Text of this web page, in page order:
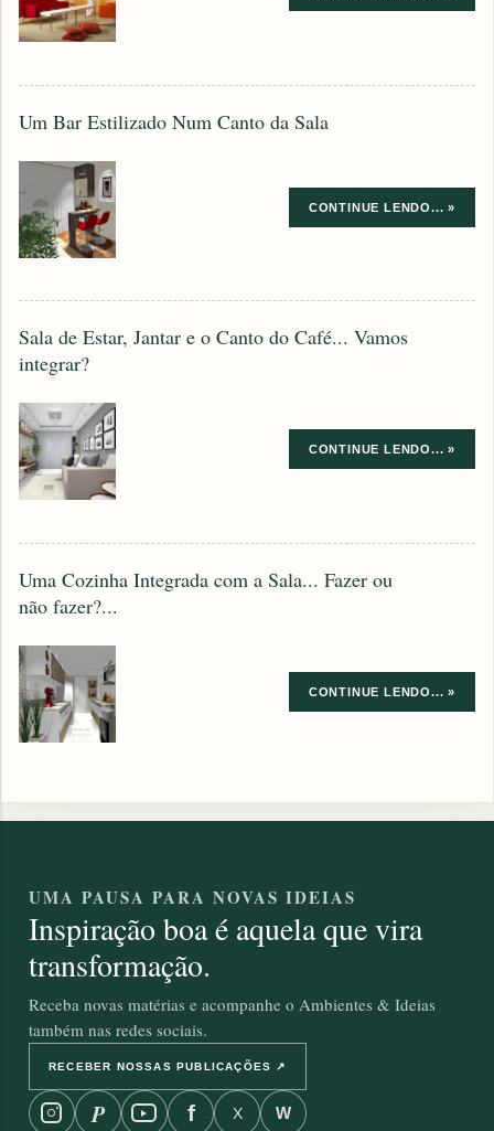
Um Bar Estilizado Num Canto da Sala
CONTINUE LENDO... »
Sala de Estar, Jantar e o Canto do Café... Vamos
integrar?
CONTINUE LENDO... »
Uma Cozinha Integrada com a Sala... Fazer ou
não fazer?...
CONTINUE LENDO... »
UMA PAUSA PARA NOVAS IDEIAS
Inspiração boa é aquela que vira
transformação.
Receba novas matérias e acompanhe o Ambientes & Ideias
também nas redes sociais.
RECEBER NOSSAS PUBLICAÇÕES ↗
P f X W